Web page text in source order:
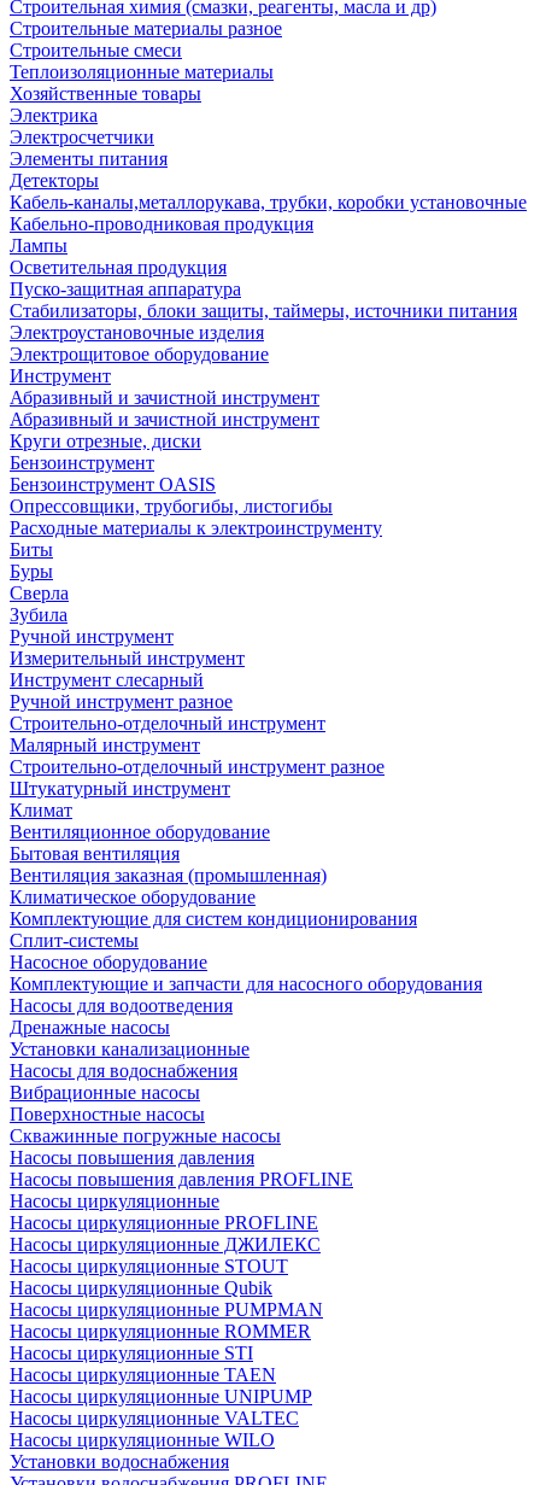
Строительная химия (смазки, реагенты, масла и др)
Строительные материалы разное
Строительные смеси
Теплоизоляционные материалы
Хозяйственные товары
Электрика
Электросчетчики
Элементы питания
Детекторы
Кабель-каналы,металлорукава, трубки, коробки установочные
Кабельно-проводниковая продукция
Лампы
Осветительная продукция
Пуско-защитная аппаратура
Стабилизаторы, блоки защиты, таймеры, источники питания
Электроустановочные изделия
Электрощитовое оборудование
Инструмент
Абразивный и зачистной инструмент
Абразивный и зачистной инструмент
Круги отрезные, диски
Бензоинструмент
Бензоинструмент OASIS
Опрессовщики, трубогибы, листогибы
Расходные материалы к электроинструменту
Биты
Буры
Сверла
Зубила
Ручной инструмент
Измерительный инструмент
Инструмент слесарный
Ручной инструмент разное
Строительно-отделочный инструмент
Малярный инструмент
Строительно-отделочный инструмент разное
Штукатурный инструмент
Климат
Вентиляционное оборудование
Бытовая вентиляция
Вентиляция заказная (промышленная)
Климатическое оборудование
Комплектующие для систем кондиционирования
Сплит-системы
Насосное оборудование
Комплектующие и запчасти для насосного оборудования
Насосы для водоотведения
Дренажные насосы
Установки канализационные
Насосы для водоснабжения
Вибрационные насосы
Поверхностные насосы
Скважинные погружные насосы
Насосы повышения давления
Насосы повышения давления PROFLINE
Насосы циркуляционные
Насосы циркуляционные PROFLINE
Насосы циркуляционные ДЖИЛЕКС
Насосы циркуляционные STOUT
Насосы циркуляционные Qubik
Насосы циркуляционные PUMPMAN
Насосы циркуляционные ROMMER
Насосы циркуляционные STI
Насосы циркуляционные TAEN
Насосы циркуляционные UNIPUMP
Насосы циркуляционные VALTEC
Насосы циркуляционные WILO
Установки водоснабжения